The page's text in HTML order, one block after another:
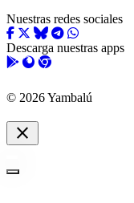
Nuestras redes sociales
Descarga nuestras apps
© 2026 Yambalú
close